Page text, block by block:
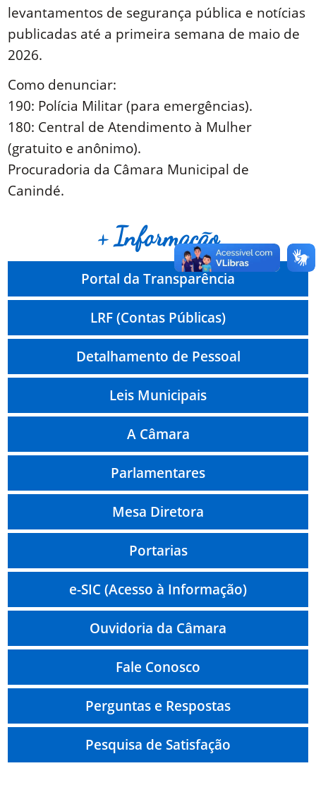
levantamentos de segurança pública e notícias
publicadas até a primeira semana de maio de
2026.
Como denunciar:
190: Polícia Militar (para emergências).
180: Central de Atendimento à Mulher
(gratuito e anônimo).
Procuradoria da Câmara Municipal de
Canindé.
+ Informação
Portal da Transparência
LRF (Contas Públicas)
Detalhamento de Pessoal
Leis Municipais
A Câmara
Parlamentares
Mesa Diretora
Portarias
e-SIC (Acesso à Informação)
Ouvidoria da Câmara
Fale Conosco
Perguntas e Respostas
Pesquisa de Satisfação